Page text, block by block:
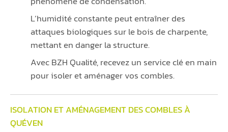
L’humidité constante peut entraîner des
attaques biologiques sur le bois de charpente,
mettant en danger la structure.
Avec BZH Qualité, recevez un service clé en main
pour isoler et aménager vos combles.
ISOLATION ET AMÉNAGEMENT DES COMBLES À
QUÉVEN